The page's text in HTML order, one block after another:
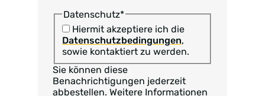
Datenschutz*
Hiermit akzeptiere ich die
Datenschutzbedingungen,
sowie kontaktiert zu werden.
Sie können diese
Benachrichtigungen jederzeit
abbestellen. Weitere Informationen